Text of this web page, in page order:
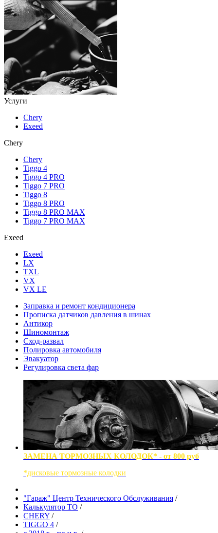
Услуги
Chery
Exeed
Chery
Chery
Tiggo 4
Tiggo 4 PRO
Tiggo 7 PRO
Tiggo 8
Tiggo 8 PRO
Tiggo 8 PRO MAX
Tiggo 7 PRO MAX
Exeed
Exeed
LX
TXL
VX
VX LE
Заправка и ремонт кондиционера
Прописка датчиков давления в шинах
Антикор
Шиномонтаж
Сход-развал
Полировка автомобиля
Эвакуатор
Регулировка света фар
ЗАМЕНА ТОРМОЗНЫХ КОЛОДОК* - от 800 руб
*дисковые тормозные колодки
"Гараж" Центр Технического Обслуживания /
Калькулятор ТО /
CHERY /
TIGGO 4 /